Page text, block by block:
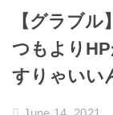
【グラブ
つもより
すりゃいい